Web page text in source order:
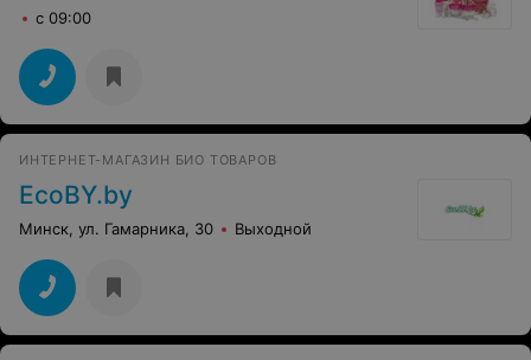
с 09:00
ИНТЕРНЕТ-МАГАЗИН БИО ТОВАРОВ
EcoBY.by
Минск, ул. Гамарника, 30 Выходной